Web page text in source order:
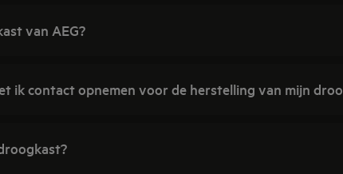
van AEG?
ik contact opnemen voor de herstelling van mijn